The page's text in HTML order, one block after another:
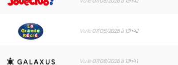
Vu le07/08/2026 à 13h42
Vu le07/08/2026 à 13h41